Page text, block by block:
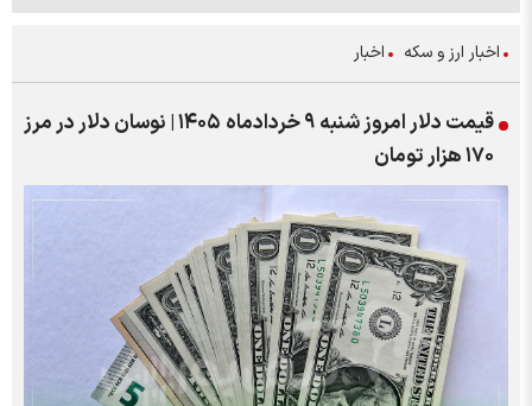
اخبار ارز و سکه اخبار
قیمت دلار امروز شنبه ۹ خردادماه ۱۴۰۵ | نوسان دلار در مرز
۱۷۰ هزار تومان